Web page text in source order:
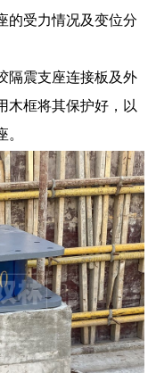
的受力情况及变位分
隔震支座连接板及外
木框将其保护好，以